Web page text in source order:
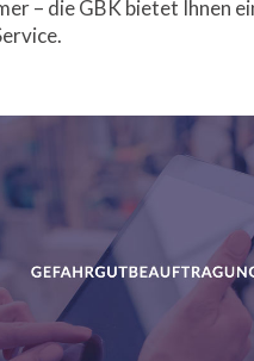
– die GBK bietet Ihnen